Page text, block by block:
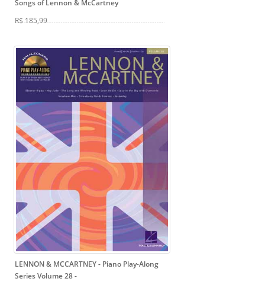
Songs of Lennon & McCartney
R$ 185,99
LENNON & MCCARTNEY - Piano Play-Along
Series Volume 28-